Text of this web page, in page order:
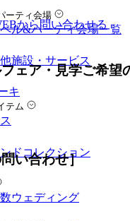
ーティ会場
ル&パーティ会場一覧
施設・サービス
キ
テム
ドコレクション
ウェディング
から問い合わせる
フェア・見学ご希望
問い合わせ］